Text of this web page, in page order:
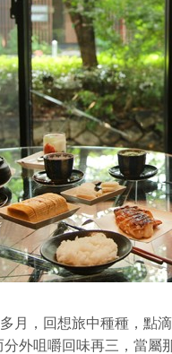
月，回想旅中種種，點
外咀嚼回味再三，當屬